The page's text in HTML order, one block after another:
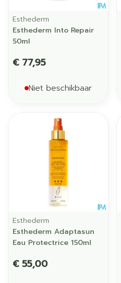
Esthederm
Esthederm Into Repair
50ml
€ 77,95
Niet beschikbaar
Esthederm
Esthederm Adaptasun
Eau Protectrice 150ml
€ 55,00